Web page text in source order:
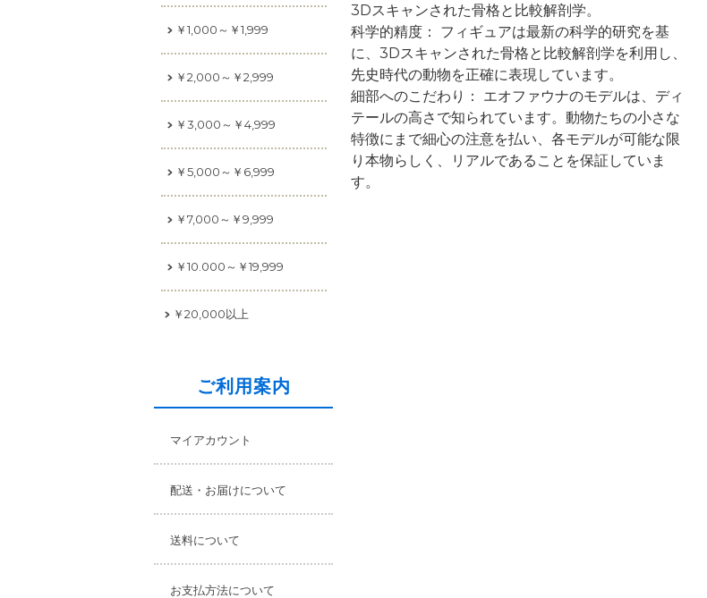
￥1,000～￥1,999
￥2,000～￥2,999
￥3,000～￥4,999
￥5,000～￥6,999
￥7,000～￥9,999
￥10.000～￥19,999
￥20,000以上
ご利用案内
マイアカウント
配送・お届けについて
送料について
お支払方法について
3Dスキャンされた骨格と比較解剖学。
科学的精度： フィギュアは最新の科学的研究を基
に、3Dスキャンされた骨格と比較解剖学を利用し、
先史時代の動物を正確に表現しています。
細部へのこだわり： エオファウナのモデルは、ディ
テールの高さで知られています。動物たちの小さな
特徴にまで細心の注意を払い、各モデルが可能な限
り本物らしく、リアルであることを保証していま
す。